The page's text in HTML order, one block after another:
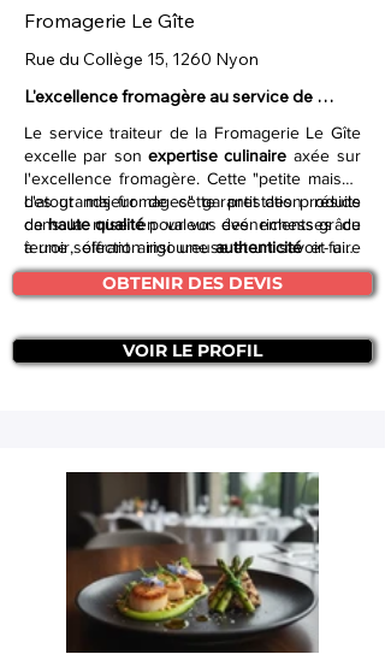
Fromagerie Le Gîte
Rue du Collège 15, 1260 Nyon
L'excellence fromagère au service de
l'événement.
Le service traiteur de la Fromagerie Le Gîte
excelle par son expertise culinaire axée sur
l'excellence fromagère. Cette "petite maison
des grands fromages" garantit des produits
dehaute qualitépour vos événements grâce
à une sélection rigoureuse et un savoir-faire
reconnu.
L'atout majeur de cette prestation réside
dans la mise en valeur des richesses du
terroir, offrant ainsi uneauthenticitéet une
traçabilité appréciées. C'est l'assurance d'un
service qui élève l'expérience gustative de
OBTENIR DES DEVIS
VOIR LE PROFIL